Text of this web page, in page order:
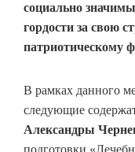
социально
гордости за свою
патриотическому
В рамках данного
следующие
Александры
подготовки